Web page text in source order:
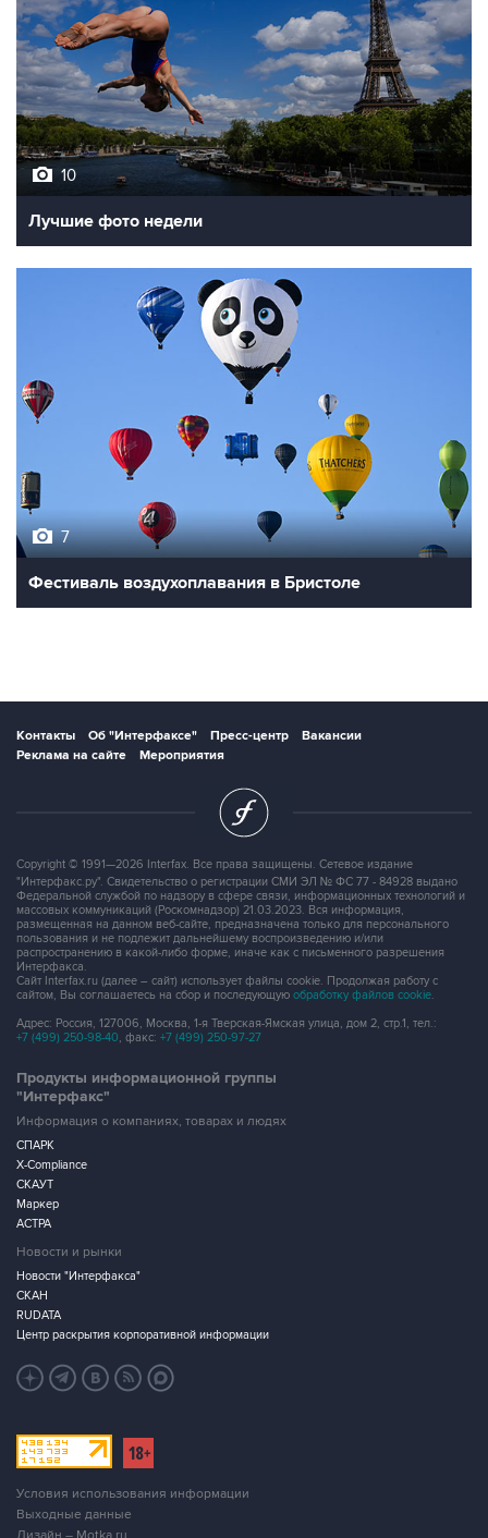
10
Лучшие фото недели
7
Фестиваль воздухоплавания в Бристоле
Контакты Об "Интерфаксе" Пресс-центр
Вакансии
Реклама на сайте
Мероприятия
Copyright © 1991—2026 Interfax. Все права защищены. Сетевое издание
"Интерфакс.ру". Свидетельство о регистрации СМИ ЭЛ № ФС 77 - 84928 выдано
Федеральной службой по надзору в сфере связи, информационных технологий и
массовых коммуникаций (Роскомнадзор) 21.03.2023. Вся информация,
размещенная на данном веб-сайте, предназначена только для персонального
пользования и не подлежит дальнейшему воспроизведению и/или
распространению в какой-либо форме, иначе как с письменного разрешения
Интерфакса.
Сайт Interfax.ru (далее – сайт) использует файлы cookie. Продолжая работу с
сайтом, Вы соглашаетесь на сбор и последующую обработку файлов cookie.
Адрес: Россия, 127006, Москва, 1-я Тверская-Ямская улица, дом 2, стр.1, тел.:
+7 (499) 250-98-40, факс: +7 (499) 250-97-27
Продукты информационной группы
"Интерфакс"
Информация о компаниях, товарах и людях
СПАРК
X-Compliance
СКАУТ
Маркер
АСТРА
Новости и рынки
Новости "Интерфакса"
СКАН
RUDATA
Центр раскрытия корпоративной информации
Условия использования информации
Выходные данные